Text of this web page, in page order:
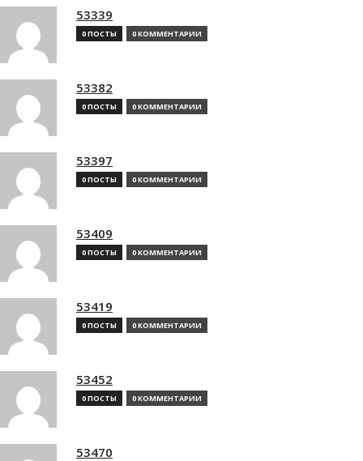
53339
0 ПОСТЫ 0 КОММЕНТАРИИ
53382
0 ПОСТЫ 0 КОММЕНТАРИИ
53397
0 ПОСТЫ 0 КОММЕНТАРИИ
53409
0 ПОСТЫ 0 КОММЕНТАРИИ
53419
0 ПОСТЫ 0 КОММЕНТАРИИ
53452
0 ПОСТЫ 0 КОММЕНТАРИИ
53470